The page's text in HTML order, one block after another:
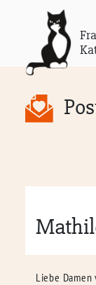
Liebe